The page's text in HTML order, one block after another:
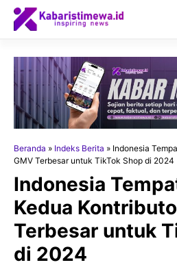
Langsung
Beranda » Indeks Berita » Indonesia
GMV Terbesar untuk TikTok Shop di 2024
Indonesia
Kedua
Terbesar untuk
di 2024